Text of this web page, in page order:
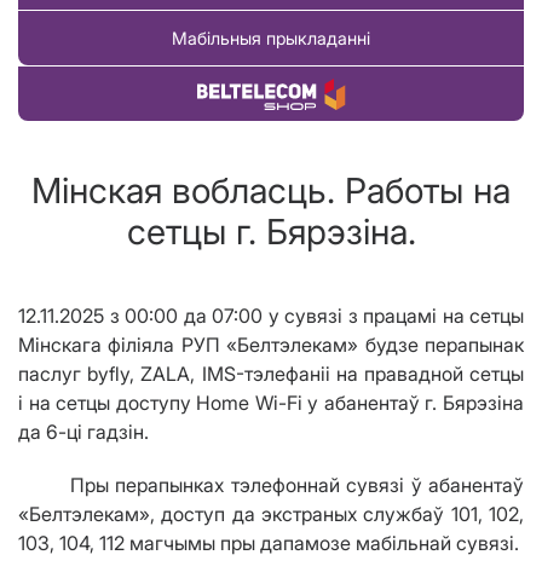
Мабільныя прыкладанні
Купіць тавар
Мінская вобласць. Работы на
сетцы г. Бярэзіна.
12.11.2025 з 00:00 да 07:00 у сувязі з працамі на сетцы
Мінскага філіяла РУП «Белтэлекам» будзе перапынак
паслуг byfly, ZALA, IMS-тэлефаніі на правадной сетцы
і на сетцы доступу Home Wi-Fi у абанентаў г. Бярэзіна
да 6-ці гадзін.
Пры перапынках тэлефоннай сувязі ў абанентаў
«Белтэлекам», доступ да экстраных службаў 101, 102,
103, 104, 112 магчымы пры дапамозе мабільнай сувязі.